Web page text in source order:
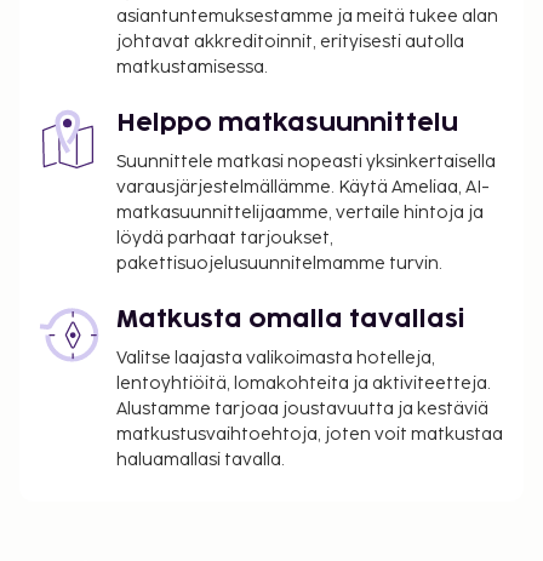
Majoituspaikka veloittaa seuraavat paikan päällä
suoritettavat maksut. Maksuihin saattaa sisältyä
sovellettavat verot:
Kaupungin perimä vero: 5.53 EUR per henkilö
per yö. Tätä veroa ei peritä alle 18 vuotta
vanhoilta lapsilta.
Tässä on mainittu kaikki majoituspaikan meille
ilmoittamat maksut.
EUR aikuisille ja 16 EUR lapsille
Lentokenttäkuljetusmaksu: 70 EUR per
ajoneuvo (yhteen suuntaan, korkeintaan 3
henkilöä)
Lisävuode: 40.0 EUR per yö
asiantuntemuksestamme ja meitä tukee alan
johtavat akkreditoinnit, erityisesti autolla
matkustamisessa.
Helppo matkasuunnittelu
Suunnittele matkasi nopeasti yksinkertaisella
varausjärjestelmällämme. Käytä Ameliaa, AI-
matkasuunnittelijaamme, vertaile hintoja ja
löydä parhaat tarjoukset,
pakettisuojelusuunnitelmamme turvin.
Matkusta omalla tavallasi
Valitse laajasta valikoimasta hotelleja,
lentoyhtiöitä, lomakohteita ja aktiviteetteja.
Alustamme tarjoaa joustavuutta ja kestäviä
matkustusvaihtoehtoja, joten voit matkustaa
haluamallasi tavalla.